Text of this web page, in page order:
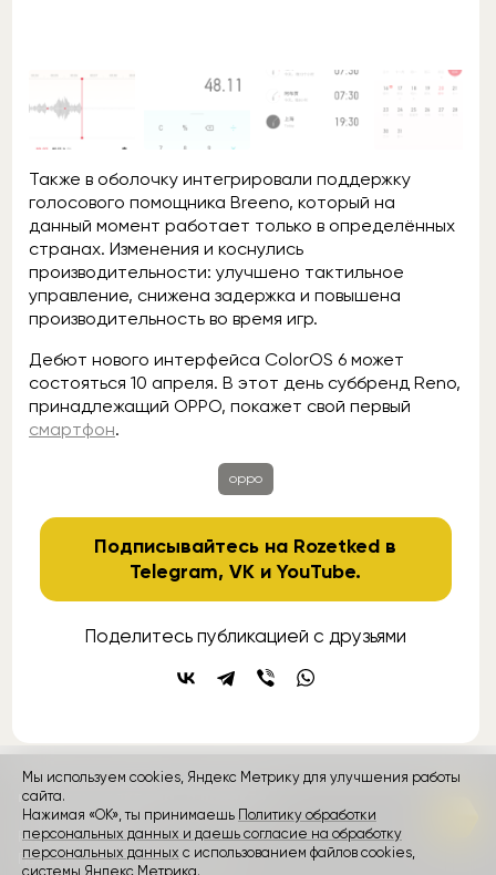
Также в оболочку интегрировали поддержку
голосового помощника Breeno, который на
данный момент работает только в определённых
странах. Изменения и коснулись
производительности: улучшено тактильное
управление, снижена задержка и повышена
производительность во время игр.
Дебют нового интерфейса ColorOS 6 может
состояться 10 апреля. В этот день суббренд Reno,
принадлежащий OPPO, покажет свой первый
смартфон.
oppo
Подписывайтесь на Rozetked в
Telegram,VK иYouTube.
Поделитесь публикацией с друзьями
контакты
Rozetked © 2026
Пользовательское соглашение
Мы используем cookies, Яндекс Метрику для улучшения работы
сайта.
Нажимая «ОК», ты принимаешь Политику обработки
персональных данных и даешь согласие на обработку
персональных данных с использованием файлов cookies,
системы Яндекс Метрика.